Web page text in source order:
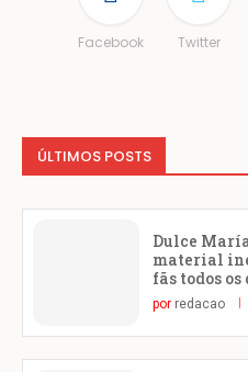
Facebook Twitter
ÚLTIMOS POSTS
Dulce
material
fãs todos os
por redacao